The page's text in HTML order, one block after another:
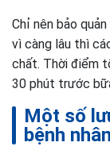
Chỉ nên bảo
vì càng lâu thì
chất. Thời điểm
30 phút trước
Một số
bệnh